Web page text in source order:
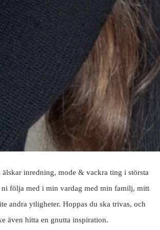
älskar inredning, mode & vackra ting i största
ni följa med i min vardag med min familj, mitt
andra ytligheter. Hoppas du ska trivas, och
även hitta en gnutta inspiration.